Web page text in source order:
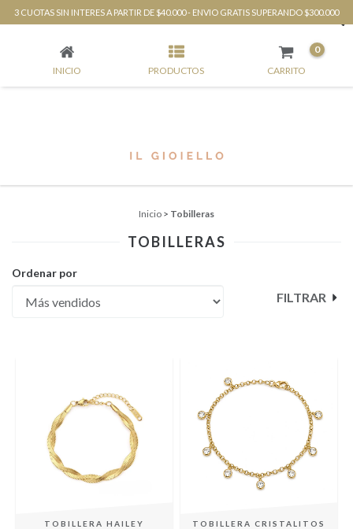
3 CUOTAS SIN INTERES A PARTIR DE $40.000 - ENVIO GRATIS SUPERANDO $300.000
TOBILLERAS
INICIO PRODUCTOS CARRITO
0
Inicio > Tobilleras
TOBILLERAS
Ordenar por
FILTRAR
TOBILLERA HAILEY
TOBILLERA CRISTALITOS